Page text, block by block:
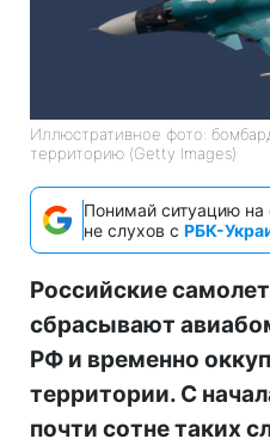
Иллюстративное фото:
территорию (Getty Images)
Понимай ситуацию на
не слухов с РБК-
Российские
сбрасывают
РФ и временно
территории. С
почти сотне таких